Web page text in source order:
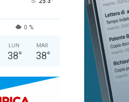
0 %
LUN
38°
MAR
38°